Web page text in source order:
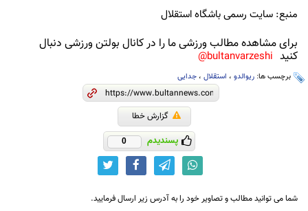
منبع: سایت رسمی باشگاه استقلال
برای مشاهده مطالب ورزشی ما را در کانال بولتن ورزشی دنبال
کنید bultanvarzeshi@
برچسب ها: ریوالدو ، استقلال ، جدایی
گزارش خطا
پسندیدم 0
شما می توانید مطالب و تصاویر خود را به آدرس زیر ارسال فرمایید.